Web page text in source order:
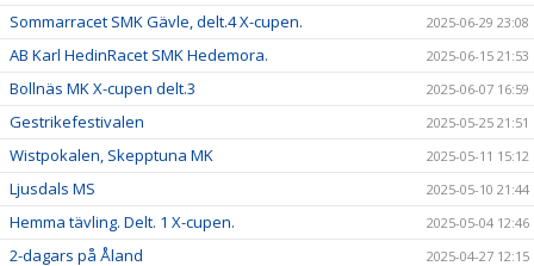
Sommarracet SMK Gävle, delt.4 X-cupen. 2025-06-29 23:08
AB Karl HedinRacet SMK Hedemora. 2025-06-15 21:53
Bollnäs MK X-cupen delt.3 2025-06-07 16:59
Gestrikefestivalen 2025-05-25 21:51
Wistpokalen, Skepptuna MK 2025-05-11 15:12
Ljusdals MS 2025-05-10 21:44
Hemma tävling. Delt. 1 X-cupen. 2025-05-04 12:46
2-dagars på Åland 2025-04-27 12:15